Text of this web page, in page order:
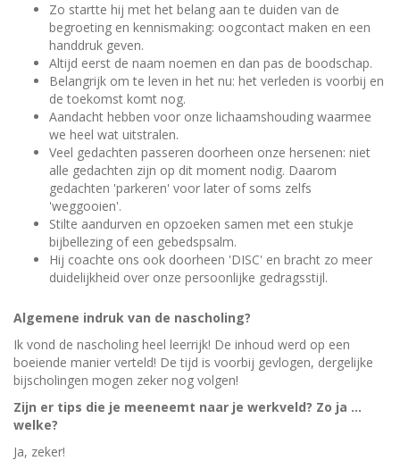
Zo startte hij met het belang aan te duiden van de
begroeting en kennismaking: oogcontact maken en een
handdruk geven.
Altijd eerst de naam noemen en dan pas de boodschap.
Belangrijk om te leven in het nu: het verleden is voorbij en
de toekomst komt nog.
Aandacht hebben voor onze lichaamshouding waarmee
we heel wat uitstralen.
Veel gedachten passeren doorheen onze hersenen: niet
alle gedachten zijn op dit moment nodig. Daarom
gedachten 'parkeren' voor later of soms zelfs
'weggooien'.
Stilte aandurven en opzoeken samen met een stukje
bijbellezing of een gebedspsalm.
Hij coachte ons ook doorheen 'DISC' en bracht zo meer
duidelijkheid over onze persoonlijke gedragsstijl.
Algemene indruk van de nascholing?
Ik vond de nascholing heel leerrijk! De inhoud werd op een
boeiende manier verteld! De tijd is voorbij gevlogen, dergelijke
bijscholingen mogen zeker nog volgen!
Zijn er tips die je meeneemt naar je werkveld? Zo ja …
welke?
Ja, zeker!